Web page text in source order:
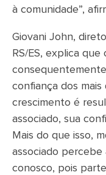
à comunidade”,
Giovani John,
RS/ES, explica
confiança dos mais
crescimento é
associado, sua
Mais do que isso,
associado
conosco, pois